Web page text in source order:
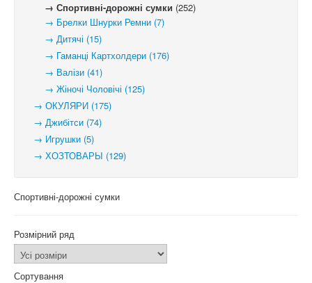
→ Спортивні-дорожні сумки (252)
→ Брелки Шнурки Ремни (7)
→ Дитячі (15)
→ Гаманці Картхолдери (176)
→ Валізи (41)
→ Жіночі Чоловічі (125)
→ ОКУЛЯРИ (175)
→ Джибітси (74)
→ Игрушки (5)
→ ХОЗТОВАРЫ (129)
Спортивні-дорожні сумки
Розмірний ряд
Сортування